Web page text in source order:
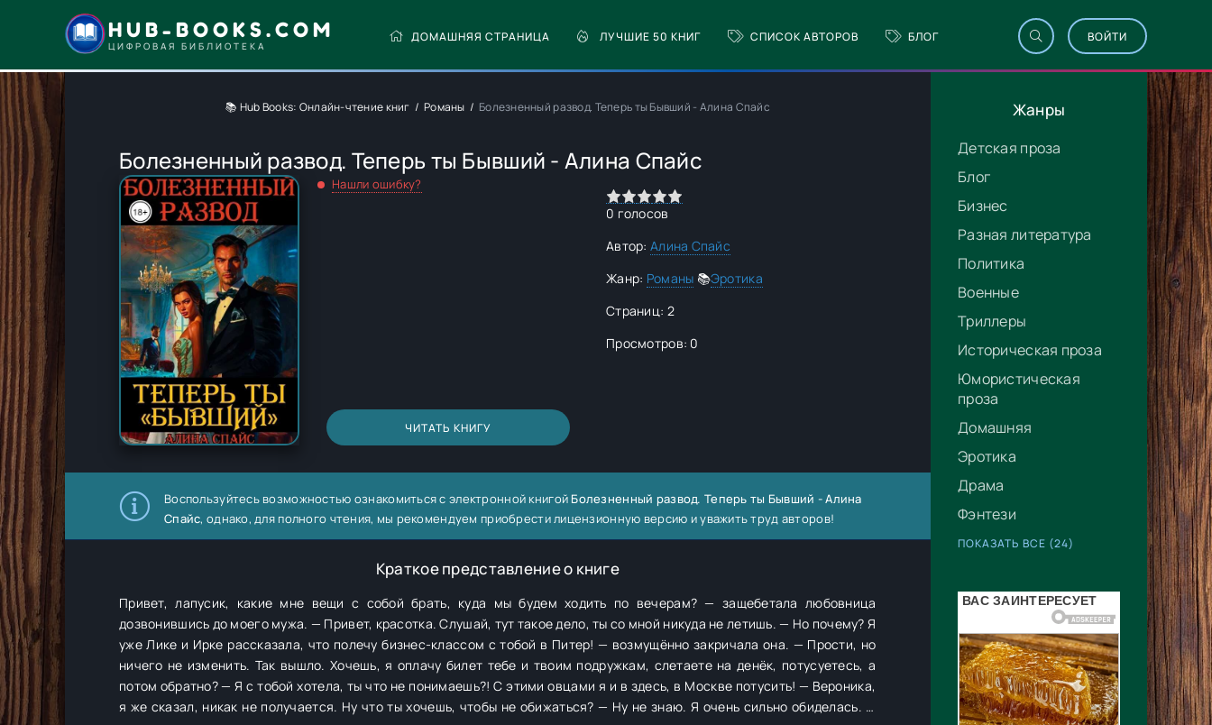
HUB-BOOKS.COM
ЦИФРОВАЯ БИБЛИОТЕКА
ДОМАШНЯЯ СТРАНИЦА ЛУЧШИЕ 50 КНИГ СПИСОК АВТОРОВ БЛОГ ВОЙТИ
Жанры
Детская проза
Блог
Бизнес
Разная литература
Политика
Военные
Триллеры
Историческая проза
Юмористическая
проза
Домашняя
Эротика
Драма
Фэнтези
ПОКАЗАТЬ ВСЕ (24)
📚 Hub Books: Онлайн-чтение книг Романы Болезненный развод. Теперь ты Бывший - Алина Спайс
Болезненный развод. Теперь ты Бывший - Алина Спайс
Нашли ошибку?
ЧИТАТЬ КНИГУ
0 голосов
Автор: Алина Спайс
Жанр: Романы 📚Эротика
Страниц: 2
Просмотров: 0
Воспользуйтесь возможностью ознакомиться с электронной книгой Болезненный развод. Теперь ты Бывший - Алина
Спайс, однако, для полного чтения, мы рекомендуем приобрести лицензионную версию и уважить труд авторов!
Краткое представление о книге
Привет, лапусик, какие мне вещи с собой брать, куда мы будем ходить по вечерам? — защебетала любовница
дозвонившись до моего мужа. — Привет, красотка. Слушай, тут такое дело, ты со мной никуда не летишь. — Но почему? Я
уже Лике и Ирке рассказала, что полечу бизнес-классом с тобой в Питер! — возмущённо закричала она. — Прости, но
ничего не изменить. Так вышло. Хочешь, я оплачу билет тебе и твоим подружкам, слетаете на денёк, потусуетесь, а
потом обратно? — Я с тобой хотела, ты что не понимаешь?! С этими овцами я и в здесь, в Москве потусить! — Вероника,
я же сказал, никак не получается. Ну что ты хочешь, чтобы не обижаться? — Ну не знаю. Я очень сильно обиделась. —